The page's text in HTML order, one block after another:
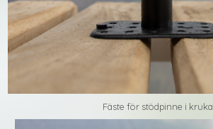
Fäste för stödpinne i kruka